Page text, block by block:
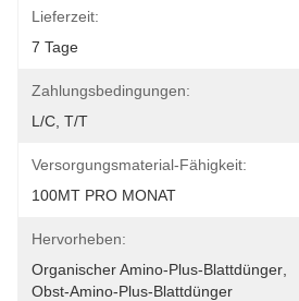
Lieferzeit:
7 Tage
Zahlungsbedingungen:
L/C, T/T
Versorgungsmaterial-Fähigkeit:
100MT PRO MONAT
Hervorheben:
Organischer Amino-Plus-Blattdünger
Obst-Amino-Plus-Blattdünger